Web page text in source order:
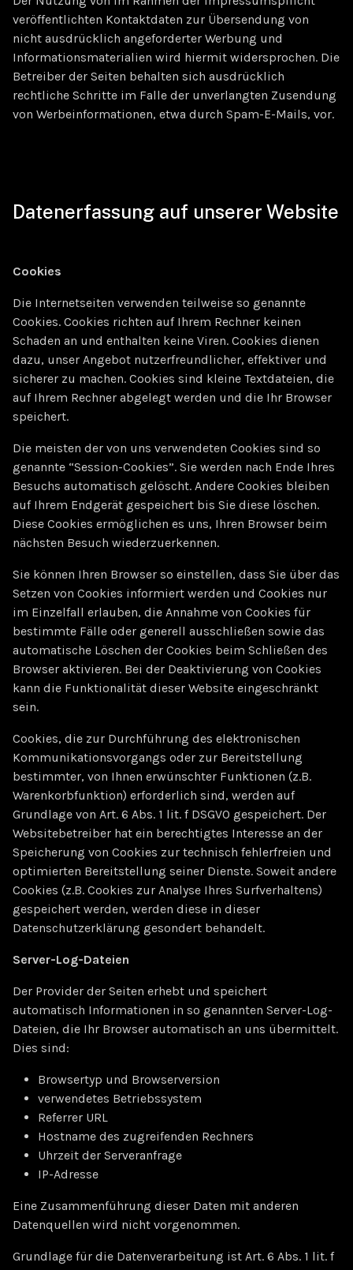
veröffentlichten Kontaktdaten zur Übersendung von
nicht ausdrücklich angeforderter Werbung und
Informationsmaterialien wird hiermit widersprochen. Die
Betreiber der Seiten behalten sich ausdrücklich
rechtliche Schritte im Falle der unverlangten Zusendung
von Werbeinformationen, etwa durch Spam-E-Mails, vor.
Datenerfassung auf unserer Website
Cookies
Die Internetseiten verwenden teilweise so genannte
Cookies. Cookies richten auf Ihrem Rechner keinen
Schaden an und enthalten keine Viren. Cookies dienen
dazu, unser Angebot nutzerfreundlicher, effektiver und
sicherer zu machen. Cookies sind kleine Textdateien, die
auf Ihrem Rechner abgelegt werden und die Ihr Browser
speichert.
Die meisten der von uns verwendeten Cookies sind so
genannte “Session-Cookies”. Sie werden nach Ende Ihres
Besuchs automatisch gelöscht. Andere Cookies bleiben
auf Ihrem Endgerät gespeichert bis Sie diese löschen.
Diese Cookies ermöglichen es uns, Ihren Browser beim
nächsten Besuch wiederzuerkennen.
Sie können Ihren Browser so einstellen, dass Sie über das
Setzen von Cookies informiert werden und Cookies nur
im Einzelfall erlauben, die Annahme von Cookies für
bestimmte Fälle oder generell ausschließen sowie das
automatische Löschen der Cookies beim Schließen des
Browser aktivieren. Bei der Deaktivierung von Cookies
kann die Funktionalität dieser Website eingeschränkt
sein.
Cookies, die zur Durchführung des elektronischen
Kommunikationsvorgangs oder zur Bereitstellung
bestimmter, von Ihnen erwünschter Funktionen (z.B.
Warenkorbfunktion) erforderlich sind, werden auf
Grundlage von Art. 6 Abs. 1 lit. f DSGVO gespeichert. Der
Websitebetreiber hat ein berechtigtes Interesse an der
Speicherung von Cookies zur technisch fehlerfreien und
optimierten Bereitstellung seiner Dienste. Soweit andere
Cookies (z.B. Cookies zur Analyse Ihres Surfverhaltens)
gespeichert werden, werden diese in dieser
Datenschutzerklärung gesondert behandelt.
Server-Log-Dateien
Der Provider der Seiten erhebt und speichert
automatisch Informationen in so genannten Server-Log-
Dateien, die Ihr Browser automatisch an uns übermittelt.
Dies sind:
Browsertyp und Browserversion
verwendetes Betriebssystem
Referrer URL
Hostname des zugreifenden Rechners
Uhrzeit der Serveranfrage
IP-Adresse
Eine Zusammenführung dieser Daten mit anderen
Datenquellen wird nicht vorgenommen.
Grundlage für die Datenverarbeitung ist Art. 6 Abs. 1 lit. f